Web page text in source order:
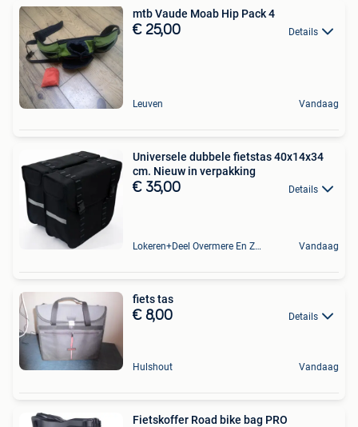
mtb Vaude Moab Hip Pack 4
€ 25,00 Details
Leuven Vandaag
Universele dubbele fietstas 40x14x34
cm. Nieuw in verpakking
€ 35,00 Details
Lokeren+Deel Overmere En Zele Vandaag
fiets tas
€ 8,00 Details
Hulshout Vandaag
Fietskoffer Road bike bag PRO